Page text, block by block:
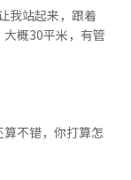
我站起来，跟着
概30平米，有管
不错，你打算怎